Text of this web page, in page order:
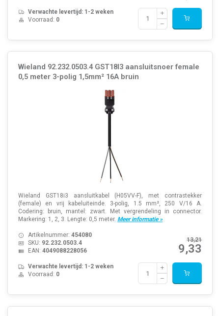
Verwachte levertijd: 1-2 weken
Voorraad: 0
Wieland 92.232.0503.4 GST18I3 aansluitsnoer female
0,5 meter 3-polig 1,5mm² 16A bruin
Wieland GST18i3 aansluitkabel (H05VV-F), met contrastekker
(female) en vrij kabeluiteinde. 3-polig, 1.5 mm², 250 V/16 A.
Codering: bruin, mantel: zwart. Met vergrendeling in connector.
Markering: 1, 2, 3. Lengte: 0,5 meter. Meer informatie »
13,21
9,33
Artikelnummer: 454080
SKU: 92.232.0503.4
EAN: 4049088228056
Verwachte levertijd: 1-2 weken
Voorraad: 0